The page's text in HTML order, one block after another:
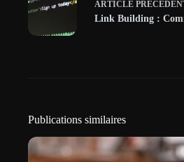
ARTICLE
Link Building :
Publications similaires